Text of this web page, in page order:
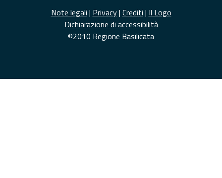
Note legali | Privacy| Crediti | Il Logo
Dichiarazione di accessibilità
©2010 Regione Basilicata